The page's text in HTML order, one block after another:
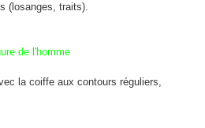
(losanges, traits).
de l'homme
la coiffe aux contours réguliers,